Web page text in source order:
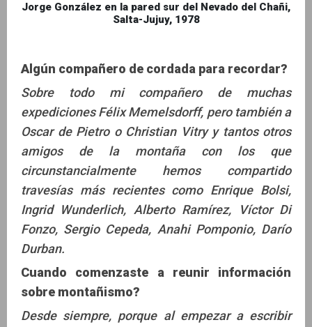
Jorge González en la pared sur del Nevado del Chañi,
Salta-Jujuy, 1978
Algún compañero de cordada para recordar?
Sobre todo mi compañero de muchas
expediciones Félix Memelsdorff, pero también a
Oscar de Pietro o Christian Vitry y tantos otros
amigos de la montaña con los que
circunstancialmente hemos compartido
travesías más recientes como Enrique Bolsi,
Ingrid Wunderlich, Alberto Ramírez, Víctor Di
Fonzo, Sergio Cepeda, Anahi Pomponio, Darío
Durban.
Cuando comenzaste a reunir información
sobre montañismo?
Desde siempre, porque al empezar a escribir